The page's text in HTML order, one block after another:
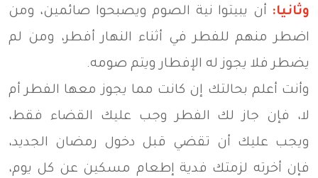
وثانيا: أن يبيتوا نية الصوم ويصبحوا صائمين، ومن
اضطر منهم للفطر في أثناء النهار أفطر، ومن لم
يضطر فلا يجوز له الإفطار ويتم صومه.
وأنت أعلم بحالتك إن كانت مما يجوز معها الفطر أم
لا، فإن جاز لك الفطر وجب عليك القضاء فقط،
ويجب عليك أن تقضي قبل دخول رمضان الجديد،
فإن أخرته لزمتك فدية إطعام مسكين عن كل يوم،